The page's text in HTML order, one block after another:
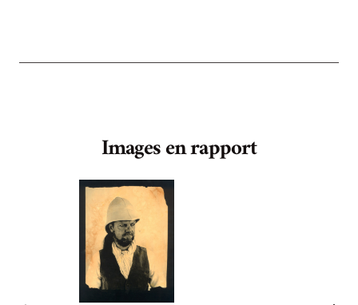
Images en rapport